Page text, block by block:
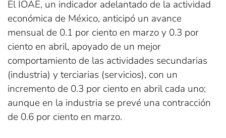
El IOAE, un indicador adelantado de la actividad
económica de México, anticipó un avance
mensual de 0.1 por ciento en marzo y 0.3 por
ciento en abril, apoyado de un mejor
comportamiento de las actividades secundarias
(industria) y terciarias (servicios), con un
incremento de 0.3 por ciento en abril cada uno;
aunque en la industria se prevé una contracción
de 0.6 por ciento en marzo.